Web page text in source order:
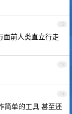
12
面前人类直立行走
13
14
简单的工具 甚至还